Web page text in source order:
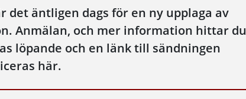
det äntligen dags för en ny upplaga av
Anmälan, och mer information hittar du
löpande och en länk till sändningen
här.